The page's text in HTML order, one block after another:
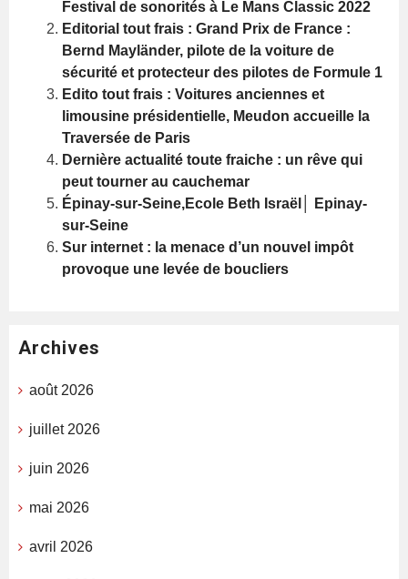
Festival de sonorités à Le Mans Classic 2022
Editorial tout frais : Grand Prix de France :
Bernd Mayländer, pilote de la voiture de
sécurité et protecteur des pilotes de Formule 1
Edito tout frais : Voitures anciennes et
limousine présidentielle, Meudon accueille la
Traversée de Paris
Dernière actualité toute fraiche : un rêve qui
peut tourner au cauchemar
Épinay-sur-Seine,Ecole Beth Israël│ Epinay-
sur-Seine
Sur internet : la menace d’un nouvel impôt
provoque une levée de boucliers
Archives
août 2026
juillet 2026
juin 2026
mai 2026
avril 2026